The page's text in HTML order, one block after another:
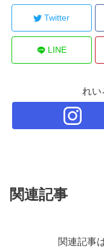
Twitter
LINE
れい
関連記事
関連記事